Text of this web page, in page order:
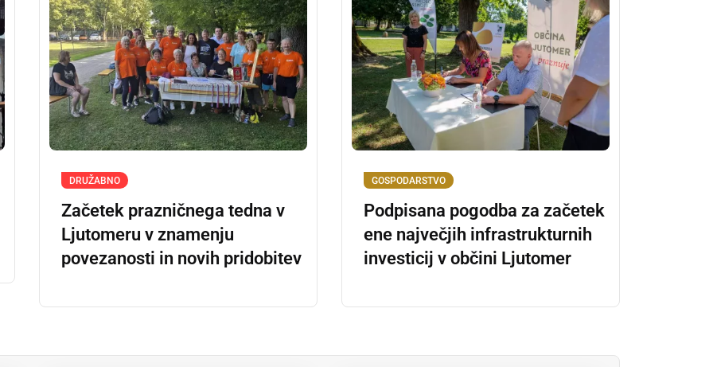
DRUŽABNO
Začetek prazničnega tedna v
Ljutomeru v znamenju
povezanosti in novih pridobitev
GOSPODARSTVO
Podpisana pogodba za začetek
ene največjih infrastrukturnih
investicij v občini Ljutomer